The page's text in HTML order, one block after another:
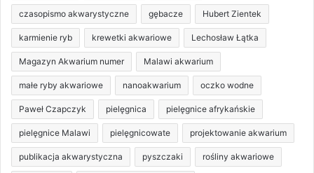
czasopismo akwarystyczne gębacze Hubert Zientek
karmienie ryb krewetki akwariowe Lechosław Łątka
Magazyn Akwarium numer Malawi akwarium
małe ryby akwariowe nanoakwarium oczko wodne
Paweł Czapczyk pielęgnica pielęgnice afrykańskie
pielęgnice Malawi pielęgnicowate projektowanie akwarium
publikacja akwarystyczna pyszczaki rośliny akwariowe